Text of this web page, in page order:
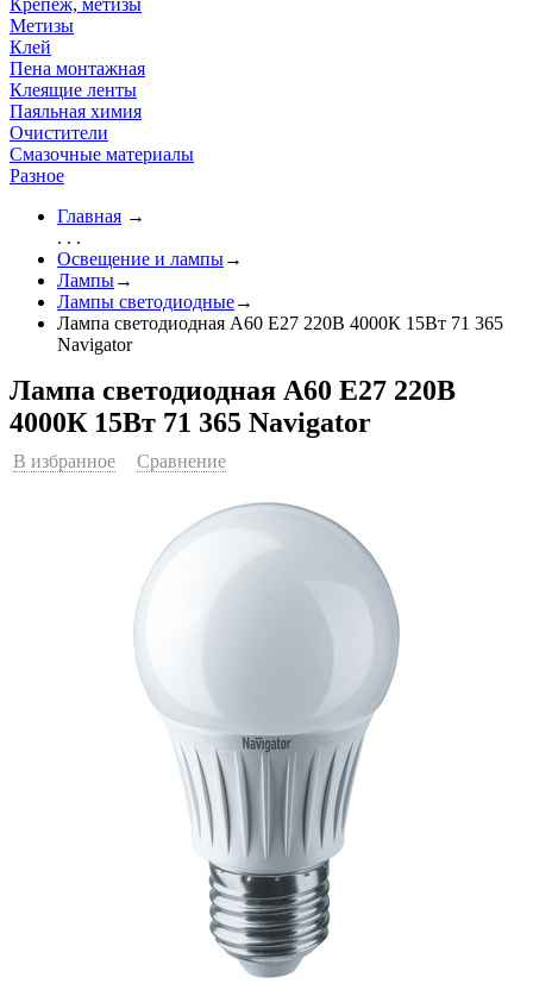
Крепеж, метизы
Метизы
Клей
Пена монтажная
Клеящие ленты
Паяльная химия
Очистители
Смазочные материалы
Разное
Главная →
. . .
Освещение и лампы→
Лампы→
Лампы светодиодные→
Лампа светодиодная A60 Е27 220В 4000К 15Вт 71 365
Navigator
Лампа светодиодная A60 Е27 220В
4000К 15Вт 71 365 Navigator
В избранное Сравнение